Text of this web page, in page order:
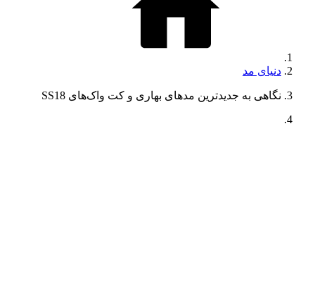
دنیای مد
نگاهی به جدیدترین مدهای بهاری و کت واک‌های SS18